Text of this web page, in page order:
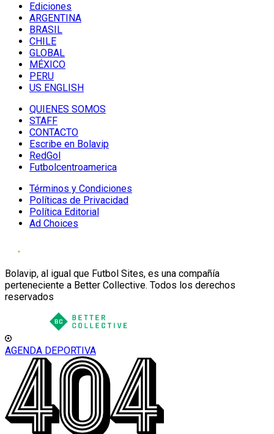
Ediciones
ARGENTINA
BRASIL
CHILE
GLOBAL
MÉXICO
PERU
US ENGLISH
QUIENES SOMOS
STAFF
CONTACTO
Escribe en Bolavip
RedGol
Futbolcentroamerica
Términos y Condiciones
Políticas de Privacidad
Política Editorial
Ad Choices
Bolavip, al igual que Futbol Sites, es una compañía
perteneciente a Better Collective. Todos los derechos
reservados
AGENDA DEPORTIVA